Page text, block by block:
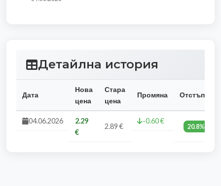
Детайлна история
Дата
Нова
цена
Стара
цена
Промяна Отстъпка
04.06.2026
2.29
€
2.89 €
-0.60 €
20.8%